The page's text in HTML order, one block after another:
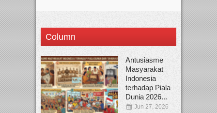
Column
Antusiasme
Masyarakat
Indonesia
terhadap Piala
Dunia 2026...
Jun 27, 2026